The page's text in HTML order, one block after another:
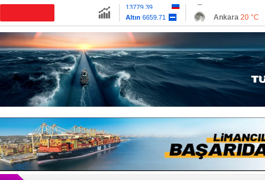
Euro55.1258
Ankara 20 °C
Antalya26 °C
Muğla 22 °C
Çanakkale 22
D-Marin, Avrupa'nın tekne fuarlarına çıkarma yapacak